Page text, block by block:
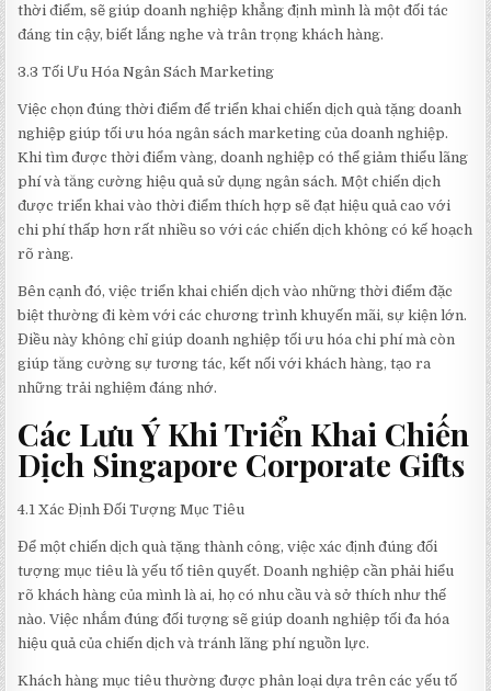
thời điểm, sẽ giúp doanh nghiệp khẳng định mình là một đối tác
đáng tin cậy, biết lắng nghe và trân trọng khách hàng.
3.3 Tối Ưu Hóa Ngân Sách Marketing
Việc chọn đúng thời điểm để triển khai chiến dịch quà tặng doanh
nghiệp giúp tối ưu hóa ngân sách marketing của doanh nghiệp.
Khi tìm được thời điểm vàng, doanh nghiệp có thể giảm thiểu lãng
phí và tăng cường hiệu quả sử dụng ngân sách. Một chiến dịch
được triển khai vào thời điểm thích hợp sẽ đạt hiệu quả cao với
chi phí thấp hơn rất nhiều so với các chiến dịch không có kế hoạch
rõ ràng.
Bên cạnh đó, việc triển khai chiến dịch vào những thời điểm đặc
biệt thường đi kèm với các chương trình khuyến mãi, sự kiện lớn.
Điều này không chỉ giúp doanh nghiệp tối ưu hóa chi phí mà còn
giúp tăng cường sự tương tác, kết nối với khách hàng, tạo ra
những trải nghiệm đáng nhớ.
Các Lưu Ý Khi Triển Khai Chiến
Dịch Singapore Corporate Gifts
4.1 Xác Định Đối Tượng Mục Tiêu
Để một chiến dịch quà tặng thành công, việc xác định đúng đối
tượng mục tiêu là yếu tố tiên quyết. Doanh nghiệp cần phải hiểu
rõ khách hàng của mình là ai, họ có nhu cầu và sở thích như thế
nào. Việc nhắm đúng đối tượng sẽ giúp doanh nghiệp tối đa hóa
hiệu quả của chiến dịch và tránh lãng phí nguồn lực.
Khách hàng mục tiêu thường được phân loại dựa trên các yếu tố